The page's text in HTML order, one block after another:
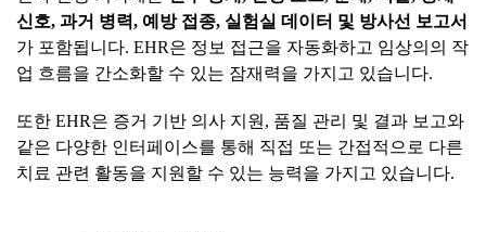
신호, 과거 병력, 예방 접종, 실험실 데이터 및 방사선 보고서
가 포함됩니다. EHR은 정보 접근을 자동화하고 임상의의 작
업 흐름을 간소화할 수 있는 잠재력을 가지고 있습니다.
또한 EHR은 증거 기반 의사 지원, 품질 관리 및 결과 보고와
같은 다양한 인터페이스를 통해 직접 또는 간접적으로 다른
치료 관련 활동을 지원할 수 있는 능력을 가지고 있습니다.